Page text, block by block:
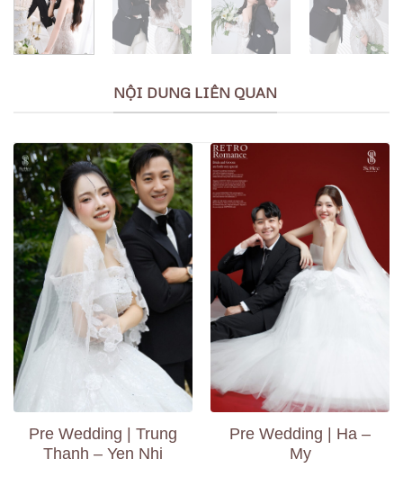
NỘI DUNG LIÊN QUAN
Pre Wedding | Trung
Thanh – Yen Nhi
Pre Wedding | Ha –
My